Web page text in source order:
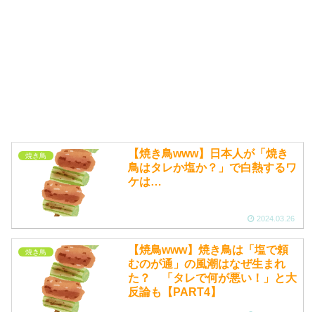
焼き鳥
【焼き鳥www】日本人が「焼き
鳥はタレか塩か？」で白熱するワ
ケは…
2024.03.26
焼き鳥
【焼鳥www】焼き鳥は「塩で頼
むのが通」の風潮はなぜ生まれ
た？ 「タレで何が悪い！」と大
反論も【PART4】